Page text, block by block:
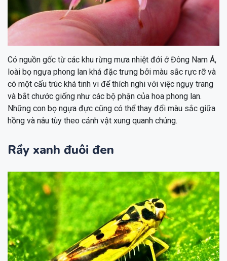
Có nguồn gốc từ các khu rừng mưa nhiệt đới ở Đông Nam Á,
loài bọ ngựa phong lan khá đặc trưng bởi màu sắc rực rỡ và
có một cấu trúc khá tinh vi để thích nghi với việc ngụy trang
và bắt chước giống như các bộ phận của hoa phong lan.
Những con bọ ngựa đực cũng có thể thay đổi màu sắc giữa
hồng và nâu tùy theo cảnh vật xung quanh chúng.
Rầy xanh đuôi đen